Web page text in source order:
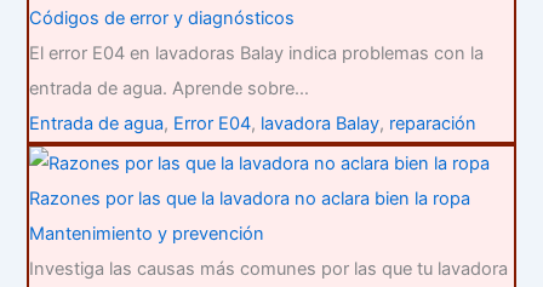
Códigos de error y diagnósticos
El error E04 en lavadoras Balay indica problemas con la
entrada de agua. Aprende sobre…
Entrada de agua, Error E04, lavadora Balay, reparación
Razones por las que la lavadora no aclara bien la ropa
Mantenimiento y prevención
Investiga las causas más comunes por las que tu lavadora